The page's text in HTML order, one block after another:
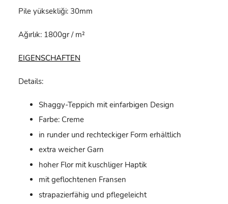
Pile yüksekliği: 30mm
Ağırlık: 1800gr / m²
EIGENSCHAFTEN
Details:
Shaggy-Teppich mit einfarbigen Design
Farbe: Creme
in runder und rechteckiger Form erhältlich
extra weicher Garn
hoher Flor mit kuschliger Haptik
mit geflochtenen Fransen
strapazierfähig und pflegeleicht